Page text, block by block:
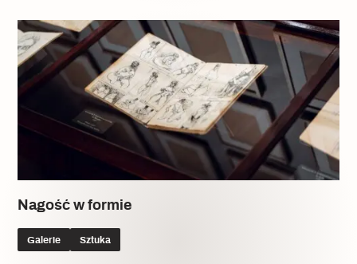
Popularne
Ulubieniec Fortuny
Siostry rzeźbiarki
Jedźmy w Polskę!
Popularne
Wskazówki idą w dobrą stronę
Varia
Popularne
Kuchnia w Ostromecku: puder z
jarmużu, zupa z krwi
Nagość w formie
Galerie Sztuka